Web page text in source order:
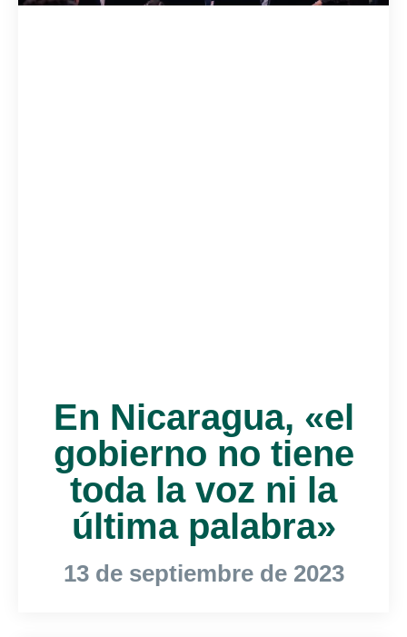
En Nicaragua, «el
gobierno no tiene
toda la voz ni la
última palabra»
13 de septiembre de 2023